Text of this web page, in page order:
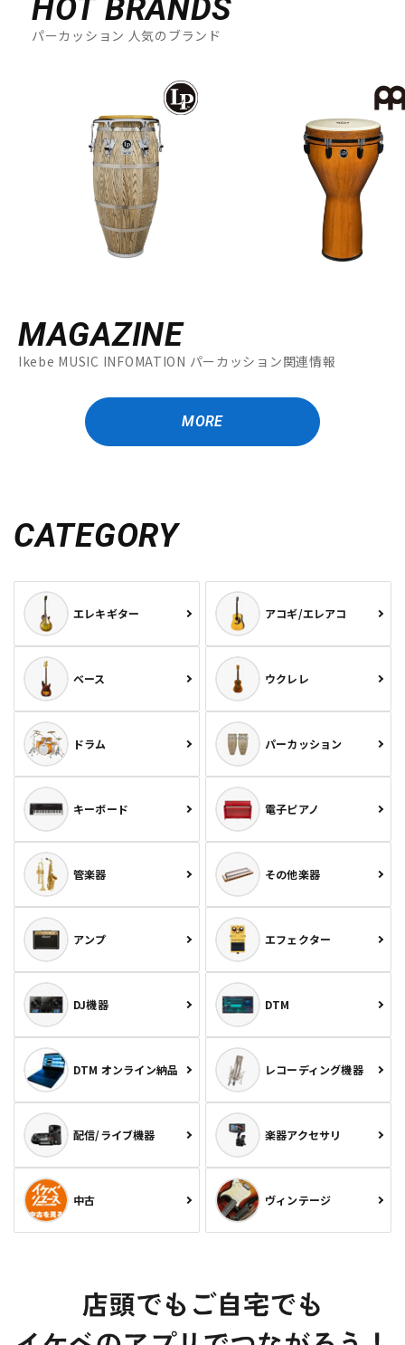
HOT BRANDS
パーカッション 人気のブランド
MAGAZINE
Ikebe MUSIC INFOMATION パーカッション関連情報
MORE
CATEGORY
エレキギター アコギ/エレアコ
ベース ウクレレ
ドラム パーカッション
キーボード 電子ピアノ
管楽器 その他楽器
アンプ エフェクター
DJ機器 DTM
DTM オンライン納品 レコーディング機器
配信/ライブ機器 楽器アクセサリ
中古 ヴィンテージ